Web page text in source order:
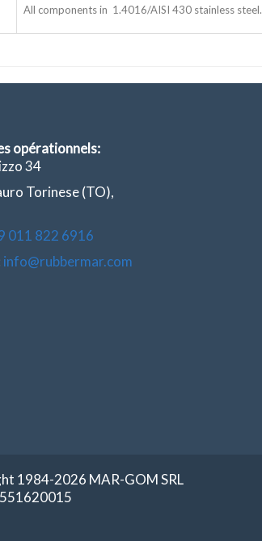
All components in 1.4016/AISI 430 stainless steel.
opérationnels:
34
Torinese (TO),
011 822 6916
info@rubbermar.com
1984-2026 MAR-GOM SRL